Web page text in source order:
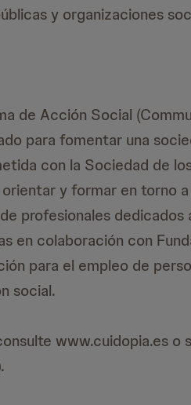
y organizaciones
de Acción Social
para fomentar una
con la Sociedad de
y formar en torno
profesionales
en colaboración con
para el empleo de
social.
www.cuidopia.es o